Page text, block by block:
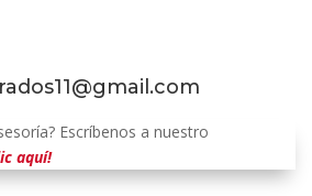
Escríbenos a nuestro
aquí!